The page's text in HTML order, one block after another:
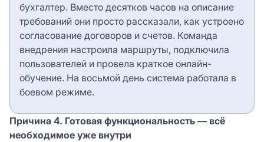
бухгалтер. Вместо десятков часов на описание
требований они просто рассказали, как устроено
согласование договоров и счетов. Команда
внедрения настроила маршруты, подключила
пользователей и провела краткое онлайн-
обучение. На восьмой день система работала в
боевом режиме.
Причина 4. Готовая функциональность — всё
необходимое уже внутри